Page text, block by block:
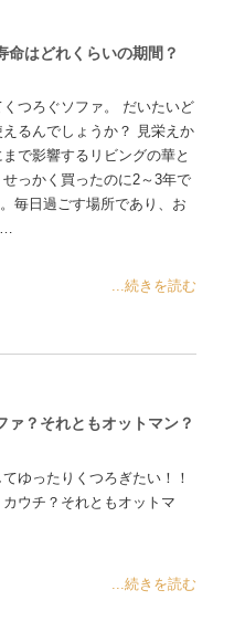
命はどれくらいの期間？
つろぐソファ。 だいたいど
るんでしょうか？ 見栄えか
まで影響するリビングの華と
せっかく買ったのに2～3年で
毎日過ごす場所であり、お
...続きを読む
ァ？それともオットマン？
ゆったりくつろぎたい！！
ウチ？それともオットマ
...続きを読む